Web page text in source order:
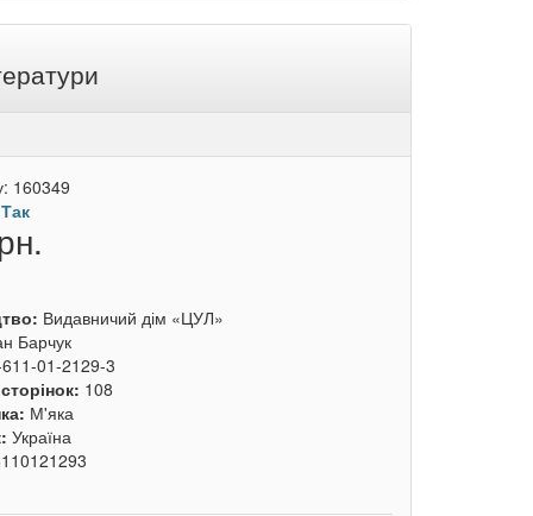
160349
Так
Видавничий дім «ЦУЛ»
Барчук
01-2129-3
108
М'яка
Україна